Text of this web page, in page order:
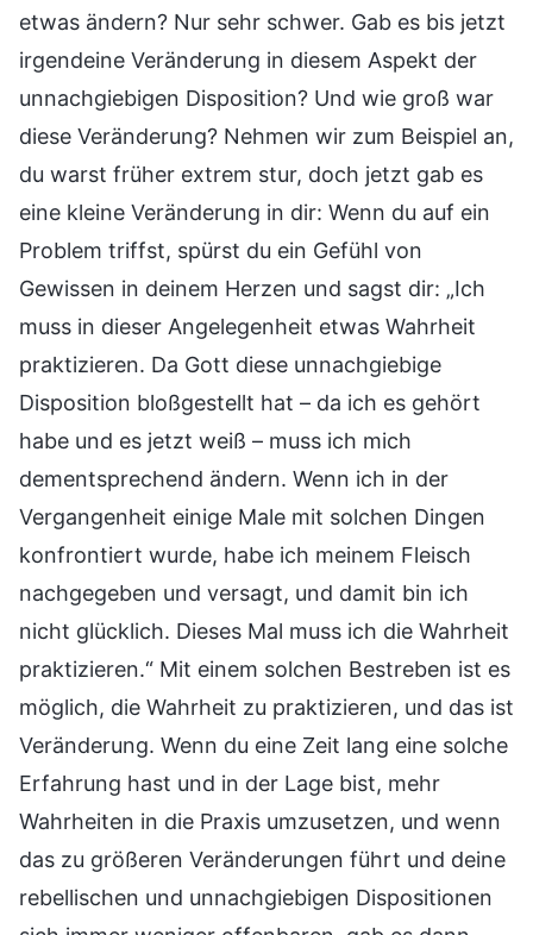
etwas ändern? Nur sehr schwer. Gab es bis jetzt
irgendeine Veränderung in diesem Aspekt der
unnachgiebigen Disposition? Und wie groß war
diese Veränderung? Nehmen wir zum Beispiel an,
du warst früher extrem stur, doch jetzt gab es
eine kleine Veränderung in dir: Wenn du auf ein
Problem triffst, spürst du ein Gefühl von
Gewissen in deinem Herzen und sagst dir: „Ich
muss in dieser Angelegenheit etwas Wahrheit
praktizieren. Da Gott diese unnachgiebige
Disposition bloßgestellt hat – da ich es gehört
habe und es jetzt weiß – muss ich mich
dementsprechend ändern. Wenn ich in der
Vergangenheit einige Male mit solchen Dingen
konfrontiert wurde, habe ich meinem Fleisch
nachgegeben und versagt, und damit bin ich
nicht glücklich. Dieses Mal muss ich die Wahrheit
praktizieren.“ Mit einem solchen Bestreben ist es
möglich, die Wahrheit zu praktizieren, und das ist
Veränderung. Wenn du eine Zeit lang eine solche
Erfahrung hast und in der Lage bist, mehr
Wahrheiten in die Praxis umzusetzen, und wenn
das zu größeren Veränderungen führt und deine
rebellischen und unnachgiebigen Dispositionen